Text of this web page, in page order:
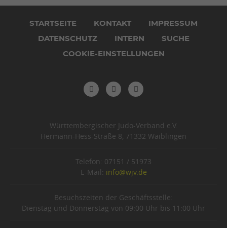
überspringen
STARTSEITE KONTAKT
IMPRESSUM
DATENSCHUTZ
INTERN
SUCHE
COOKIE-EINSTELLUNGEN
Württembergischer Judo-Verband e.V.
Hermann-Hess-Straße 8, 71332 Waiblingen
Telefon: 07151 / 51973
E-Mail: info@wjv.de
Besuchszeiten der Geschäftsstelle:
Dienstag und Donnerstag von 09:00 Uhr bis 11:00 Uhr